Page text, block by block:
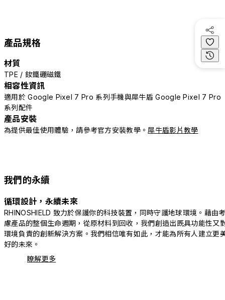
產品規格
材質
TPE / 釹鐵硼磁鐵
相容性資訊
適用於 Google Pixel 7 Pro 系列手機與犀牛盾 Google Pixel 7 Pro
系列配件
產品安裝
為提供最佳使用體驗，請參考官方安裝教學。 犀牛盾影片教學
我們的永續
循環設計，永續未來
RHINOSHIELD 致力於保護你的科技裝置，同時守護地球環境。藉由
慮產品的整個生命週期，從原材料到回收，我們創造出既具功能性又
環境負責的創新解決方案。我們相信唯有如此，才能為所有人建立更
好的未來。
瞭解更多